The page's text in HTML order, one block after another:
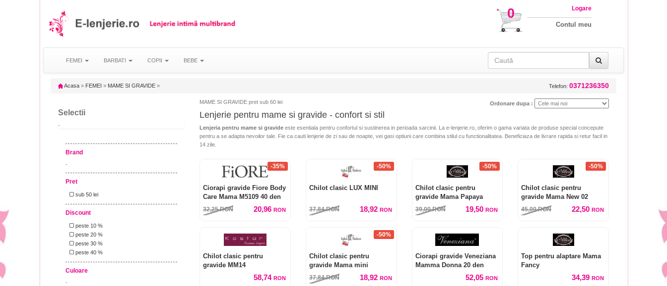
0 Logare
Contul meu
FEMEI BARBATI COPII BEBE
Acasa » FEMEI » MAME SI GRAVIDE » Telefon: 0371236350
Selectii
-
Brand
-
Pret
sub 50 lei
Discount
peste 10 %
peste 20 %
peste 30 %
peste 40 %
Culoare
-
MAME SI GRAVIDE pret sub 60 lei Ordonare dupa :
Lenjerie pentru mame si gravide - confort si stil
Lenjeria pentru mame si gravide este esentiala pentru confortul si sustinerea in perioada sarcinii. La e-lenjerie.ro, oferim o gama variata de produse special concepute
pentru a se adapta nevoilor tale. Fie ca cauti lenjerie de zi sau de noapte, vei gasi optiuni care combina stilul cu functionalitatea. Beneficiaza de livrare rapida si retur facil in
14 zile.
-35%
Ciorapi gravide Fiore Body
Care Mama M5109 40 den
32,25RON 20,96 RON
-50%
Chilot clasic LUX MINI
37,84RON 18,92 RON
-50%
Chilot clasic pentru
gravide Mama Papaya
39,00RON 19,50RON
-50%
Chilot clasic pentru
gravide Mama New 02
45,00RON 22,50 RON
Chilot clasic pentru
gravide MM14
58,74 RON
-50%
Chilot clasic pentru
gravide Mama mini
37,84RON 18,92 RON
Ciorapi gravide Veneziana
Mamma Donna 20 den
52,05RON
Top pentru alaptare Mama
Fancy
34,39 RON